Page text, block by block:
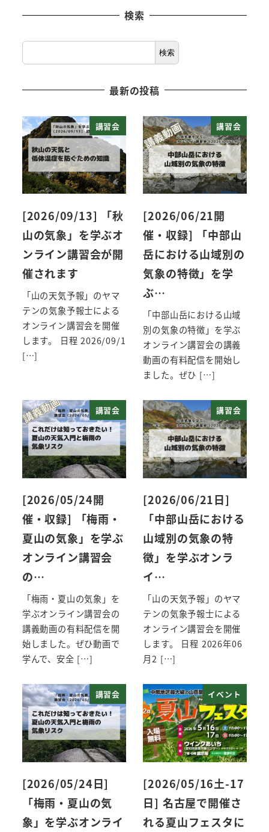
検索
索
検索
最新の投稿
講習会
[2026/09/13] 「秋
山の気象」を学ぶオ
ンライン講習会が開
催されます
「山の天気予報」のヤマ
テンの気象予報士による
オンライン講習会を開催
します。 日程 2026/09/1
[…]
講習会
[2026/06/21開
催・収録] 「中部山
岳における山域別の
気象の特徴」を学
ぶ…
「中部山岳における山域
別の気象の特徴」を学ぶ
オンライン講習会の講義
動画の有料配信を開始し
ました。ぜひ […]
講習会
[2026/05/24開
催・収録] 「梅雨・
夏山の気象」を学ぶ
オンライン講習会
の…
「梅雨・夏山の気象」を
学ぶオンライン講習会の
講義動画の有料配信を開
始しました。ぜひ動画で
学んで、安全 […]
講習会
[2026/06/21日]
「中部山岳における
山域別の気象の特
徴」を学ぶオンラ
イ…
「山の天気予報」のヤマ
テンの気象予報士による
オンライン講習会を開催
します。 日程 2026年06
月2 […]
講習会
[2026/05/24日]
「梅雨・夏山の気
象」を学ぶオンライ
イベント
[2026/05/16土-17
日] 名古屋で開催さ
れる夏山フェスタに